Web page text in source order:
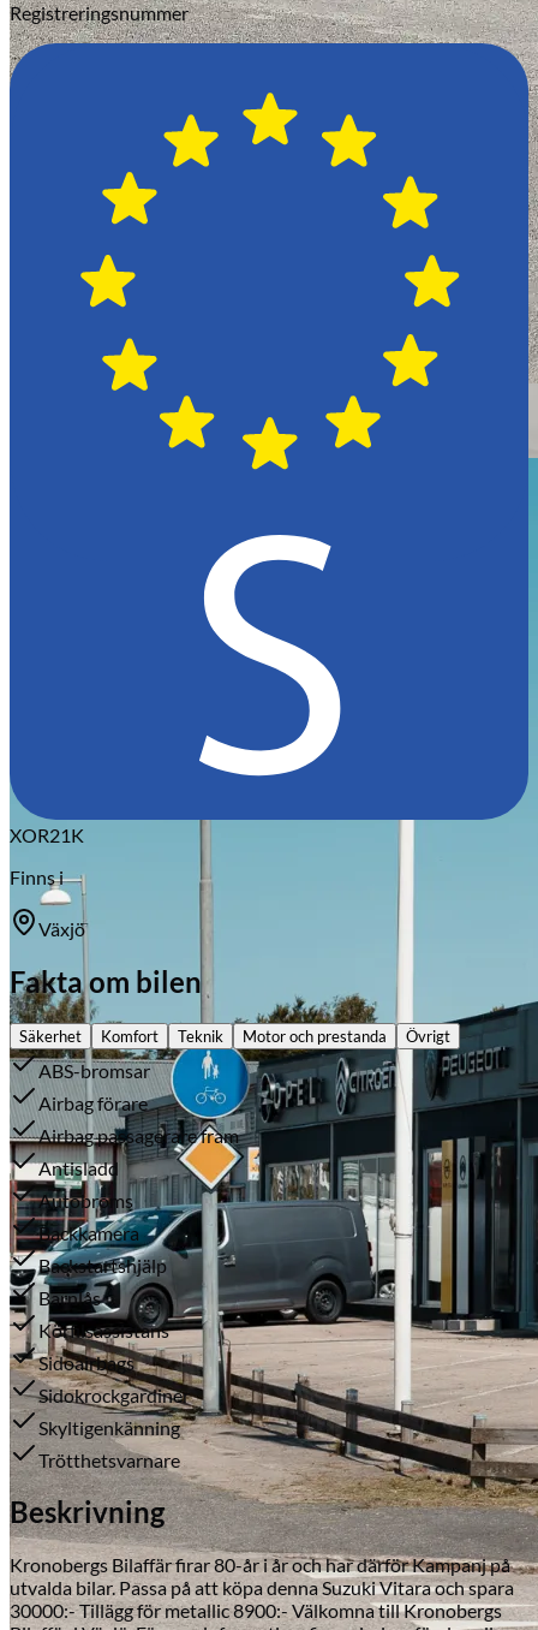
Serviceverkstad
Registreringsnummer
XOR21K
Finns i
Växjö
Fakta om bilen
Säkerhet Komfort Teknik Motor och prestanda Övrigt
ABS-bromsar
Airbag förare
Airbag passagerare fram
Antisladd
Autobroms
Backkamera
Backstartshjälp
Barnlås
Körfilsassistans
Sidoairbags
Sidokrockgardiner
Skyltigenkänning
Trötthetsvarnare
Beskrivning
Kronobergs Bilaffär firar 80-år i år och har därför Kampanj på
utvalda bilar. Passa på att köpa denna Suzuki Vitara och spara
30000:- Tillägg för metallic 8900:- Välkomna till Kronobergs